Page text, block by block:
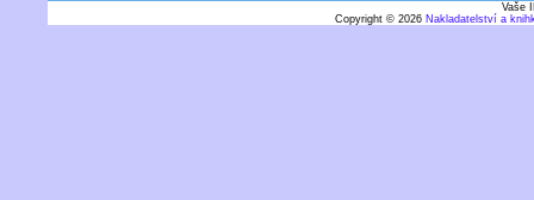
Vaše
Copyright © 2026 Nakladatelství a